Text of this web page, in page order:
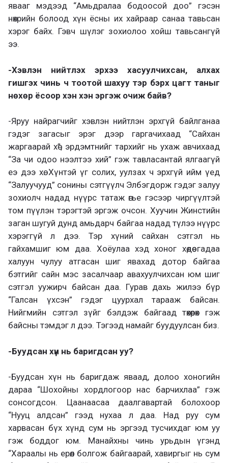
явааг мэдээд “Амьдралаа бодоосой доо” гэсэн
нөхрийн болоод хүн ёсны их хайраар санаа тавьсан
хэрэг байх. Гэвч шүлэг зохиолоо хойш тавьсангүй
ээ.
-Хэвлэн нийтлэх эрхээ хасуулчихсан, алхах
гишгэх чинь ч тоотой шахуу тэр бэрх цагт таныг
нөхөр ёсоор хэн хэн эргэж очиж байв?
-Яруу найрагчийг хэвлэн нийтлэн эрхгүй байлганаа
гэдэг загасыг эрэг дээр гаргачихаад “Сайхан
жаргаарай хө”, эрдэмтнийг тархийг нь ухаж авчихаад
“За чи одоо нээлтээ хий” гэж тавласантай ялгаагүй
еэ дээ хө. Хүнтэй үг солих, уулзах ч эрхгүй ийм үед
“Залуучууд” сонины сэтгүүлч Элбэгдорж гэдэг залуу
зохиолч надад нүүрс татаж өгье гэсээр чиргүүлтэй
том пүүлэн тэрэгтэй эргэж очсон. Хуучин Жинстийн
заган шугуй дунд амьдарч байгаа надад түлээ нүүрс
хэрэггүй л дээ. Тэр хүний сайхан сэтгэл нь
гайхамшиг юм даа. Хоёулаа хэд хоног хөдөө гадаа
халуун чулуу атгасан шиг явахад дотор байгаа
бэтгийг сайн мэс засалчаар авахуулчихсан юм шиг
сэтгэл уужирч байсан даа. Гурав дахь жилээ бүр
“Галсан үхсэн” гэдэг цуурхал тарааж байсан.
Нийгмийн сэтгэл зүйг бэлдэж байгаад төхөөрөх гэж
байсны тэмдэг л дээ. Тэгээд намайг буудуулсан биз.
-Буудсан хүн нь баригдсан уу?
-Буудсан хүн нь баригдаж яваад, долоо хоногийн
дараа “Шохойны хордлогоор нас барчихлаа” гэж
сонсогдсон. Цаанаасаа даалгавартай болохоор
“Нууц алдсан” гээд нухаа л даа. Над руу сум
харвасан бүх хүнд сум нь эргээд тусчихдаг юм уу
гэж боддог юм. Манайхны чинь урьдын үгэнд
“Хараалы нь ерөөл болгож байгаарай, хавиргыг нь сум